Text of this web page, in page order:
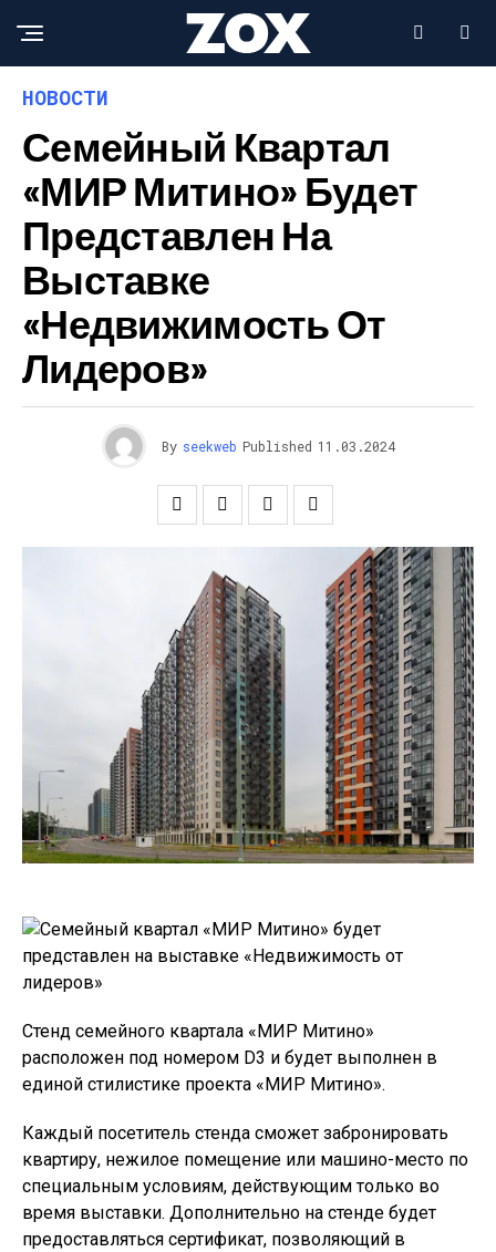
НОВОСТИ
Семейный Квартал
«МИР Митино» Будет
Представлен На
Выставке
«Недвижимость От
Лидеров»
By seekweb Published 11.03.2024
Стенд семейного квартала «МИР Митино»
расположен под номером D3 и будет выполнен в
единой стилистике проекта «МИР Митино».
Каждый посетитель стенда сможет забронировать
квартиру, нежилое помещение или машино-место по
специальным условиям, действующим только во
время выставки. Дополнительно на стенде будет
предоставляться сертификат, позволяющий в